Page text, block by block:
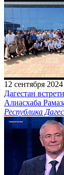
12 сентября 2024
Дагестан
Алиасхаба
Республика